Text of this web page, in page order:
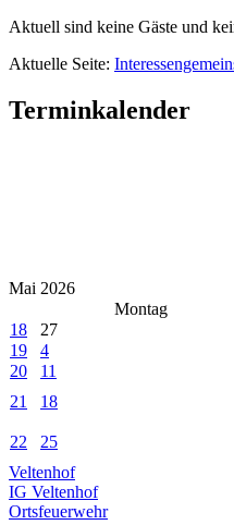
Aktuell sind keine Gäste und
Aktuelle Seite:
Terminkalender
Mai 2026
Montag
18
27
19
4
20
11
21
18
22 25
Veltenhof
IG Veltenhof
Ortsfeuerwehr